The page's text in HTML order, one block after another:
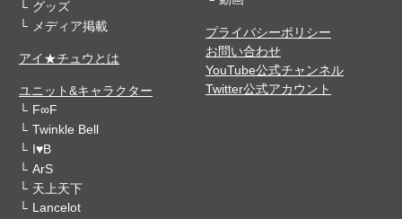
グッズ
メディア掲載
アイ★チュウとは
ユニット&キャラクター
F∞F
Twinkle Bell
I♥B
ArS
天上天下
Lancelot
プライバシーポリシー
お問い合わせ
YouTube公式チャンネル
Twitter公式アカウント